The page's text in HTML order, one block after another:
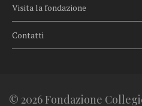
Visita la fondazione
Contatti
© 2026 Fondazione